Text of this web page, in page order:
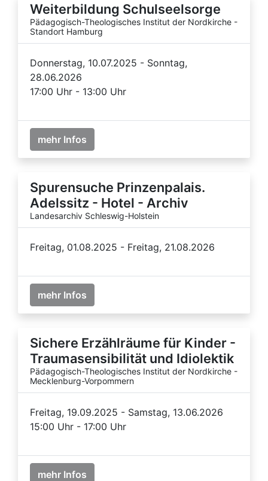
Weiterbildung Schulseelsorge
Pädagogisch-Theologisches Institut der Nordkirche -
Standort Hamburg
Donnerstag, 10.07.2025 - Sonntag,
28.06.2026
17:00 Uhr - 13:00 Uhr
mehr Infos
Spurensuche Prinzenpalais.
Adelssitz - Hotel - Archiv
Landesarchiv Schleswig-Holstein
Freitag, 01.08.2025 - Freitag, 21.08.2026
mehr Infos
Sichere Erzählräume für Kinder -
Traumasensibilität und Idiolektik
Pädagogisch-Theologisches Institut der Nordkirche -
Mecklenburg-Vorpommern
Freitag, 19.09.2025 - Samstag, 13.06.2026
15:00 Uhr - 17:00 Uhr
mehr Infos